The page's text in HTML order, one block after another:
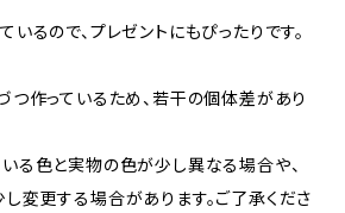
いるので、プレゼントにもぴったりです。
つ作っているため、若干の個体差があり
る色と実物の色が少し異なる場合や、
変更する場合があります。ご了承くださ